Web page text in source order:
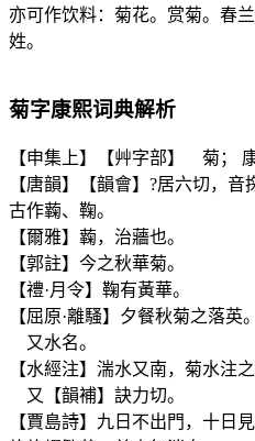
亦可作饮料：菊花。赏菊。春兰
姓。
菊字康熙词典解析
【申集上】【艸字部】 菊；
【唐韻】【韻會】?居六切，音
古作蘜、鞠。
【爾雅】蘜，治蘠也。
【郭註】今之秋華菊。
【禮·月令】鞠有黃華。
【屈原·離騷】夕餐秋菊之落英。
又水名。
【水經注】湍水又南，菊水注
又【韻補】訣力切。
【賈島詩】九日不出門，十日見